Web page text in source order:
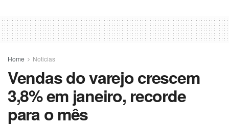
Home Noticias
Vendas do varejo crescem
3,8% em janeiro, recorde
para o mês